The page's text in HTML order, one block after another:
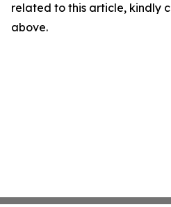
related to this article, kindly
above.